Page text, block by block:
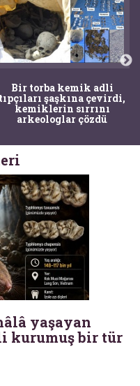
Bir torba kemik adli
tıpçıları şaşkına çevirdi,
kemiklerin sırrını
arkeologlar çözdü
yaşayan
kurumuş bir tür